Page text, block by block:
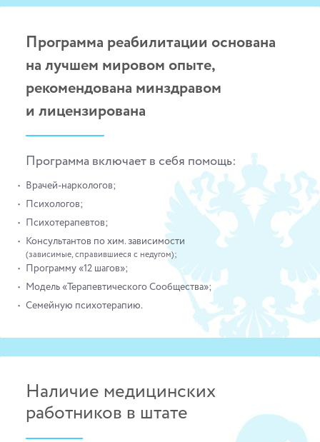
Программа реабилитации основана
на лучшем мировом опыте,
рекомендована минздравом
и лицензирована
Программа включает в себя помощь:
Врачей-наркологов;
Психологов;
Психотерапевтов;
Консультантов по хим. зависимости
(зависимые, справившиеся с недугом);
Программу «12 шагов»;
Модель «Терапевтического Сообщества»;
Семейную психотерапию.
Наличие медицинских
работников в штате